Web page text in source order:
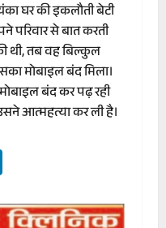
घर की इकलौती बेटी
परिवार से बात करती
थी, तब वह बिल्कुल
मोबाइल बंद मिला।
बंद कर पढ़ रही
आत्महत्या कर ली है।